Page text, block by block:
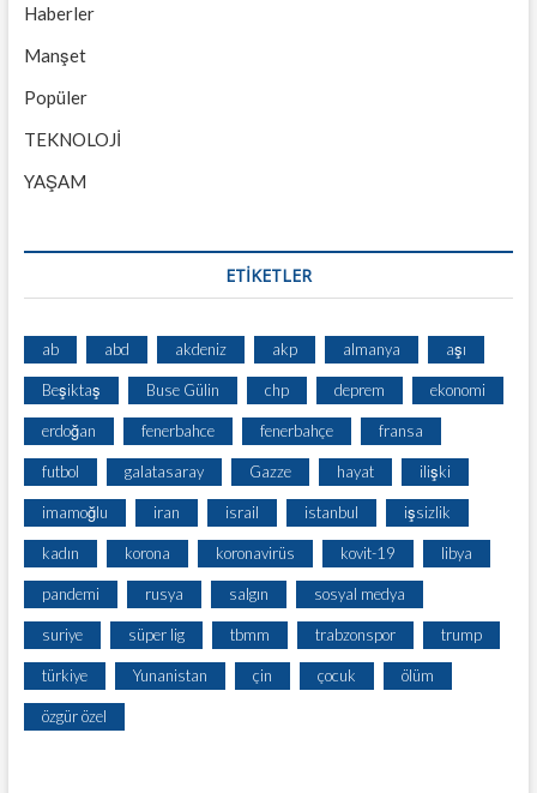
Haberler
Manşet
Popüler
TEKNOLOJİ
YAŞAM
ETİKETLER
ab abd akdeniz akp almanya aşı
Beşiktaş Buse Gülin chp deprem ekonomi
erdoğan fenerbahce fenerbahçe fransa
futbol galatasaray Gazze hayat ilişki
imamoğlu iran israil istanbul işsizlik
kadın korona koronavirüs kovit-19 libya
pandemi rusya salgın sosyal medya
suriye süper lig tbmm trabzonspor trump
türkiye Yunanistan çin çocuk ölüm
özgür özel